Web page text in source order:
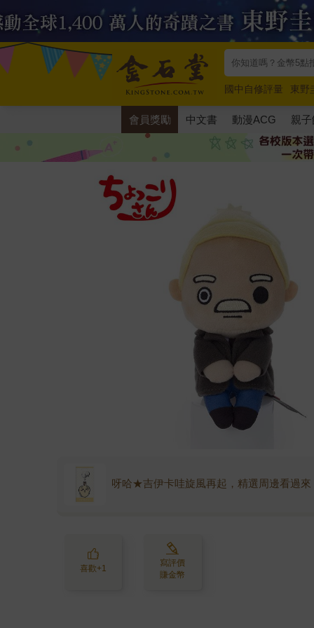
國中自修評量
東野
唯紅花綻放
奧德賽
會員獎勵 中文書 動漫ACG 親
呀哈★吉伊卡哇旋風再起，精選周邊看過來
喜歡+1
寫評價
賺金幣